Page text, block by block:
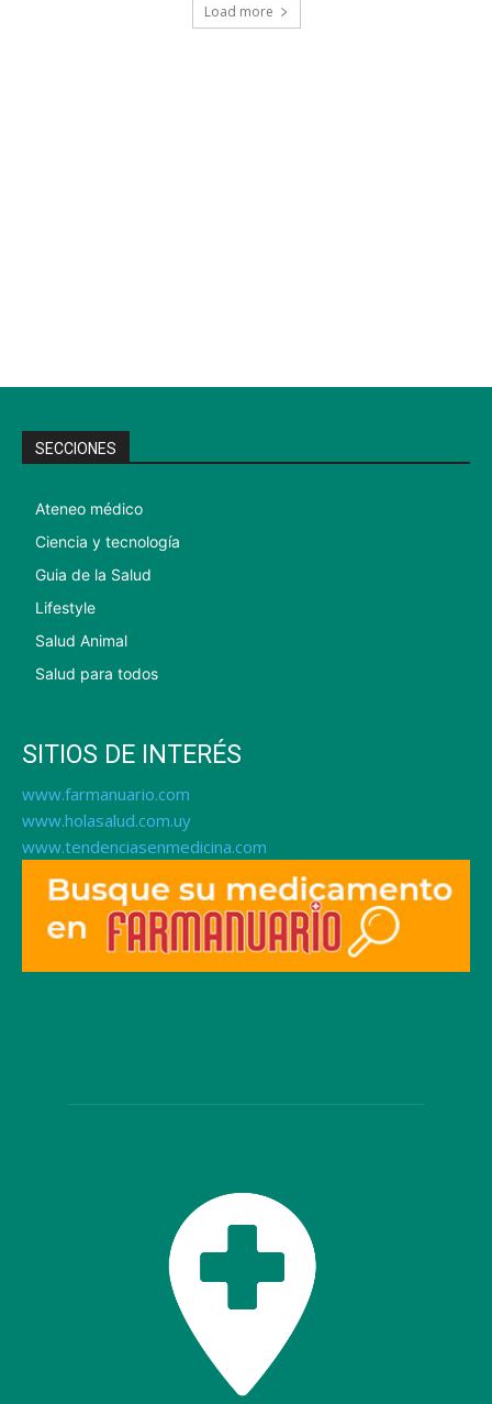
Load more
SECCIONES
Ateneo médico
Ciencia y tecnología
Guia de la Salud
Lifestyle
Salud Animal
Salud para todos
SITIOS DE INTERÉS
www.farmanuario.com
www.holasalud.com.uy
www.tendenciasenmedicina.com